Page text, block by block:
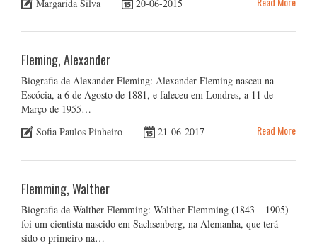
Margarida Silva
20-06-2015
Fleming, Alexander
Biografia de Alexander Fleming: Alexander Fleming nasceu na
Escócia, a 6 de Agosto de 1881, e faleceu em Londres, a 11 de
Março de 1955…
Sofia Paulos Pinheiro
21-06-2017 Read More
Flemming, Walther
Biografia de Walther Flemming: Walther Flemming (1843 – 1905)
foi um cientista nascido em Sachsenberg, na Alemanha, que terá
sido o primeiro na…